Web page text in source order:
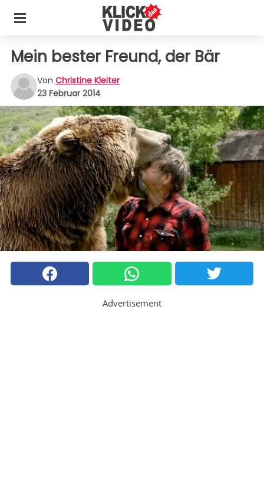
Mein bester Freund, der Bär
Von Christine Kleiter
23 Februar 2014
Advertisement